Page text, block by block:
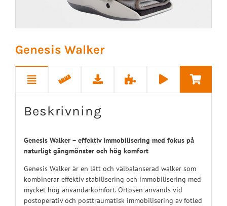
Genesis Walker
Beskrivning
Genesis Walker – effektiv immobilisering med fokus på
naturligt gångmönster och hög komfort
Genesis Walker är en lätt och välbalanserad walker som
kombinerar effektiv stabilisering och immobilisering med
mycket hög användarkomfort. Ortosen används vid
postoperativ och posttraumatisk immobilisering av fotled